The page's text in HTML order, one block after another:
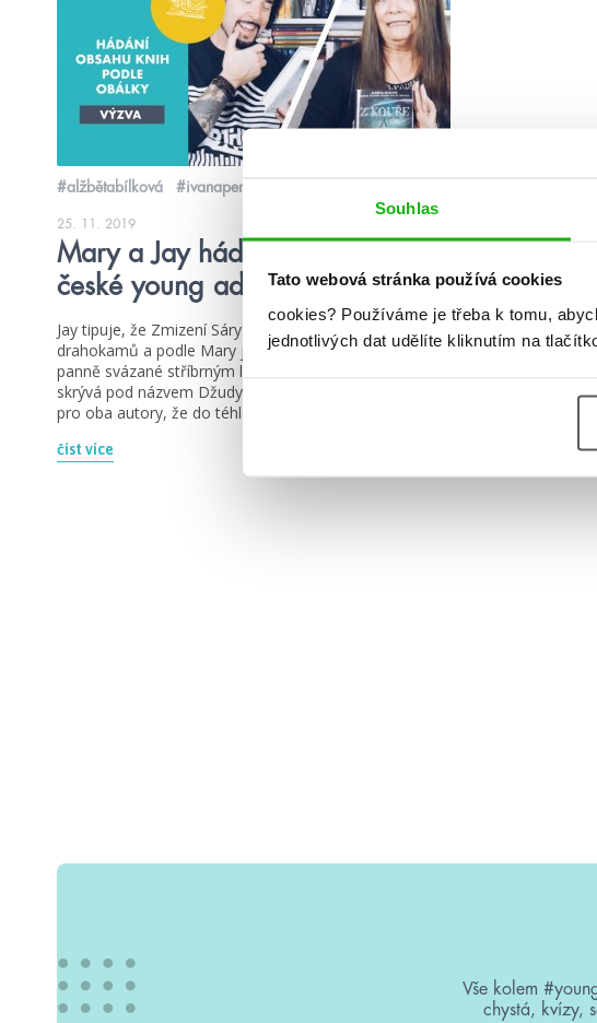
Souhlas
Tato webová stránka používá cookies
cookies? Používáme je třeba k tomu,
jednotlivých dat udělíte kliknutím na
#alžbětabílková #ivanaperoutková
25. 11. 2019
Mary a Jay hádají, o čem jsou
české young adult knihy
Jay tipuje, že Zmizení Sáry Lindertové je o zlodějce
drahokamů a podle Mary je Projekt Alfa o mořské
panně svázané stříbrným lanem. 😂 A hádejte, co se
skrývá pod názvem Džudytyn pokáž! 😁 Klobouk dolů
pro oba autory, že do téhle výzvy šli. Pecka! 👍
číst více
Vše kolem
chystá, kvízy,